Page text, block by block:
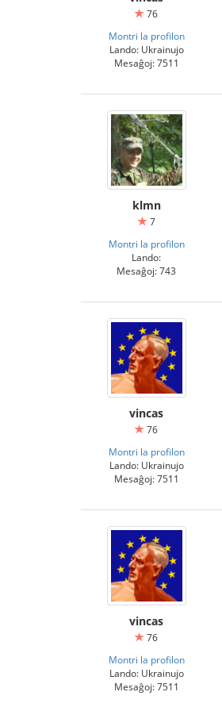
76
Montri la profilon
Lando: Ukrainujo
Mesaĝoj: 7511
klmn
7
Montri la profilon
Lando:
Mesaĝoj: 743
vincas
76
Montri la profilon
Lando: Ukrainujo
Mesaĝoj: 7511
vincas
76
Montri la profilon
Lando: Ukrainujo
Mesaĝoj: 7511